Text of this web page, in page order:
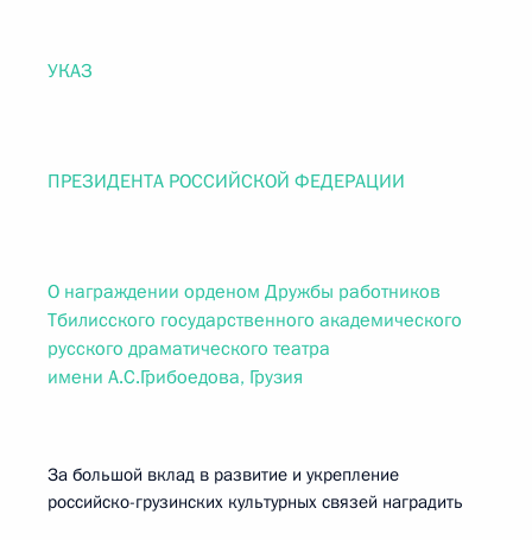
УКАЗ
ПРЕЗИДЕНТА РОССИЙСКОЙ ФЕДЕРАЦИИ
О награждении орденом Дружбы работников
Тбилисского государственного академического
русского драматического театра
имени А.С.Грибоедова, Грузия
За большой вклад в развитие и укрепление
российско-грузинских культурных связей наградить